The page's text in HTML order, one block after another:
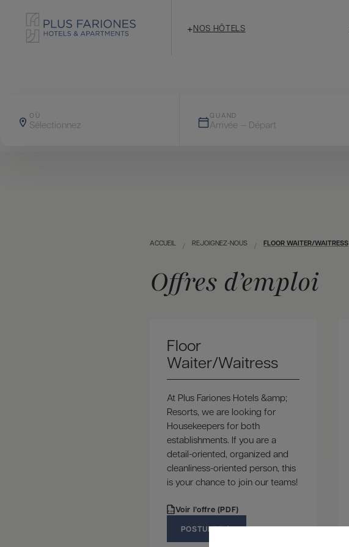
+NOS HÔTELS
OÙ
Sélectionnez
QUAND
Arrivée — Départ
ACCUEIL REJOIGNEZ-NOUS FLOOR WAITER/WAITRESS
Offres d’emploi
Floor
Waiter/Waitress
At Plus Fariones Hotels &amp;
Resorts, we are looking for
Housekeepers for both
establishments. If you are a
detail-oriented, organized and
cleanliness-oriented person, this
is your chance to join our teams!
PDF Voir l’offre (PDF)
POSTULER